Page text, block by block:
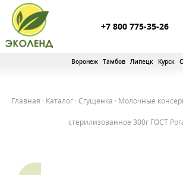
+7 800 775-35-26
Воронеж Тамбов Липецк Курск
Главная · Каталог· Сгущенка · Молочные
стерилизованное 300г ГОСТ